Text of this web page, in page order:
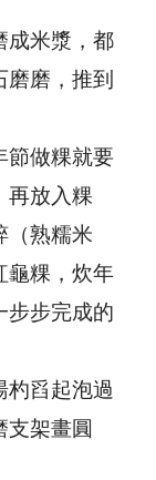
成米漿，都
磨，推到
節做粿就要
再放入粿
（熟糯米
龜粿，炊年
步步完成的
杓舀起泡過
支架畫圓